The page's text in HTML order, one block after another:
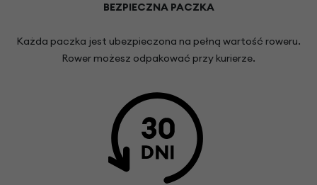
BEZPIECZNA PACZKA
Każda paczka jest ubezpieczona na pełną wartość roweru.
Rower możesz odpakować przy kurierze.